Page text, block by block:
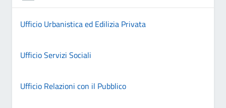
Ufficio Urbanistica ed Edilizia Privata
Ufficio Servizi Sociali
Ufficio Relazioni con il Pubblico